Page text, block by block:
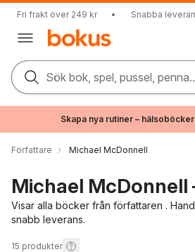
Fri frakt över 249 kr • Snabba
Sök bok, spel, pussel,
Skapa nya rutiner –
Författare Michael McDonnell
Michael
Visar alla böcker från författaren .
snabb leverans.
15 produkter